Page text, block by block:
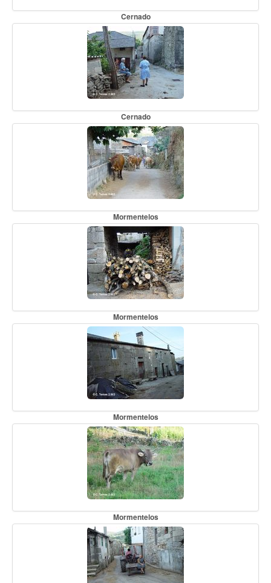
Cernado
Cernado
Mormentelos
Mormentelos
Mormentelos
Mormentelos